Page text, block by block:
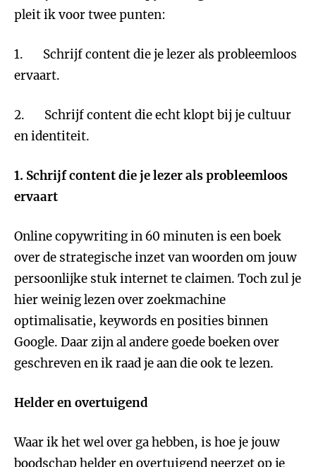
pleit ik voor twee punten:
1. Schrijf content die je lezer als probleemloos
ervaart.
2. Schrijf content die echt klopt bij je cultuur
en identiteit.
1. Schrijf content die je lezer als probleemloos
ervaart
Online copywriting in 60 minuten is een boek
over de strategische inzet van woorden om jouw
persoonlijke stuk internet te claimen. Toch zul je
hier weinig lezen over zoekmachine
optimalisatie, keywords en posities binnen
Google. Daar zijn al andere goede boeken over
geschreven en ik raad je aan die ook te lezen.
Helder en overtuigend
Waar ik het wel over ga hebben, is hoe je jouw
boodschap helder en overtuigend neerzet op je